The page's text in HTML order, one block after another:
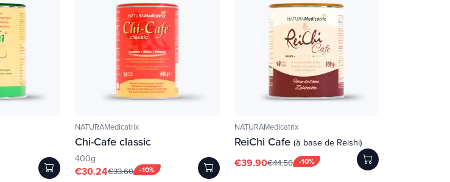
NATURAMedicatrix
Chi-Cafe classic
400g
-10%
€30.24€33.60
NATURAMedicatrix
ReiChi Cafe (à base de Reishi)
-10%
€39.90€44.50